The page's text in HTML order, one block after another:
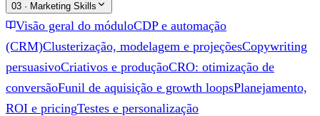
03 · Marketing Skills
Visão geral do móduloCDP e automação
(CRM)Clusterização, modelagem e projeçõesCopywriting
persuasivoCriativos e produçãoCRO: otimização de
conversãoFunil de aquisição e growth loopsPlanejamento,
ROI e pricingTestes e personalização